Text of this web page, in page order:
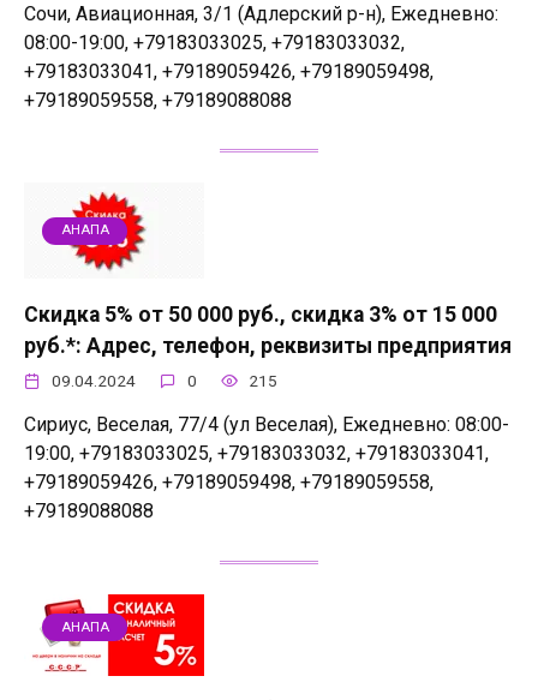
Сочи, Авиационная, 3/1 (Адлерский р-н), Ежедневно:
08:00-19:00, +79183033025, +79183033032,
+79183033041, +79189059426, +79189059498,
+79189059558, +79189088088
АНАПА
Скидка 5% от 50 000 руб., скидка 3% от 15 000
руб.*: Адрес, телефон, реквизиты предприятия
09.04.2024 0 215
Сириус, Веселая, 77/4 (ул Веселая), Ежедневно: 08:00-
19:00, +79183033025, +79183033032, +79183033041,
+79189059426, +79189059498, +79189059558,
+79189088088
АНАПА